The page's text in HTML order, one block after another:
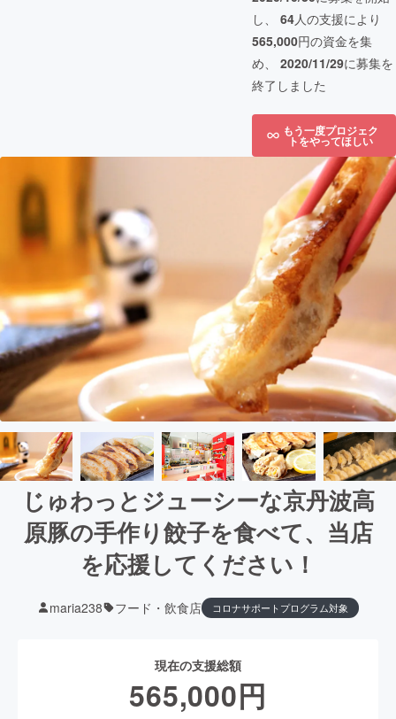
し、 64人の支援により
565,000円の資金を集
め、 2020/11/29に募集を
終了しました
もう一度プロジェク
トをやってほしい
じゅわっとジューシーな京丹波高
原豚の手作り餃子を食べて、当店
を応援してください！
maria238 フード・飲食店 コロナサポートプログラム対象
現在の支援総額
565,000円